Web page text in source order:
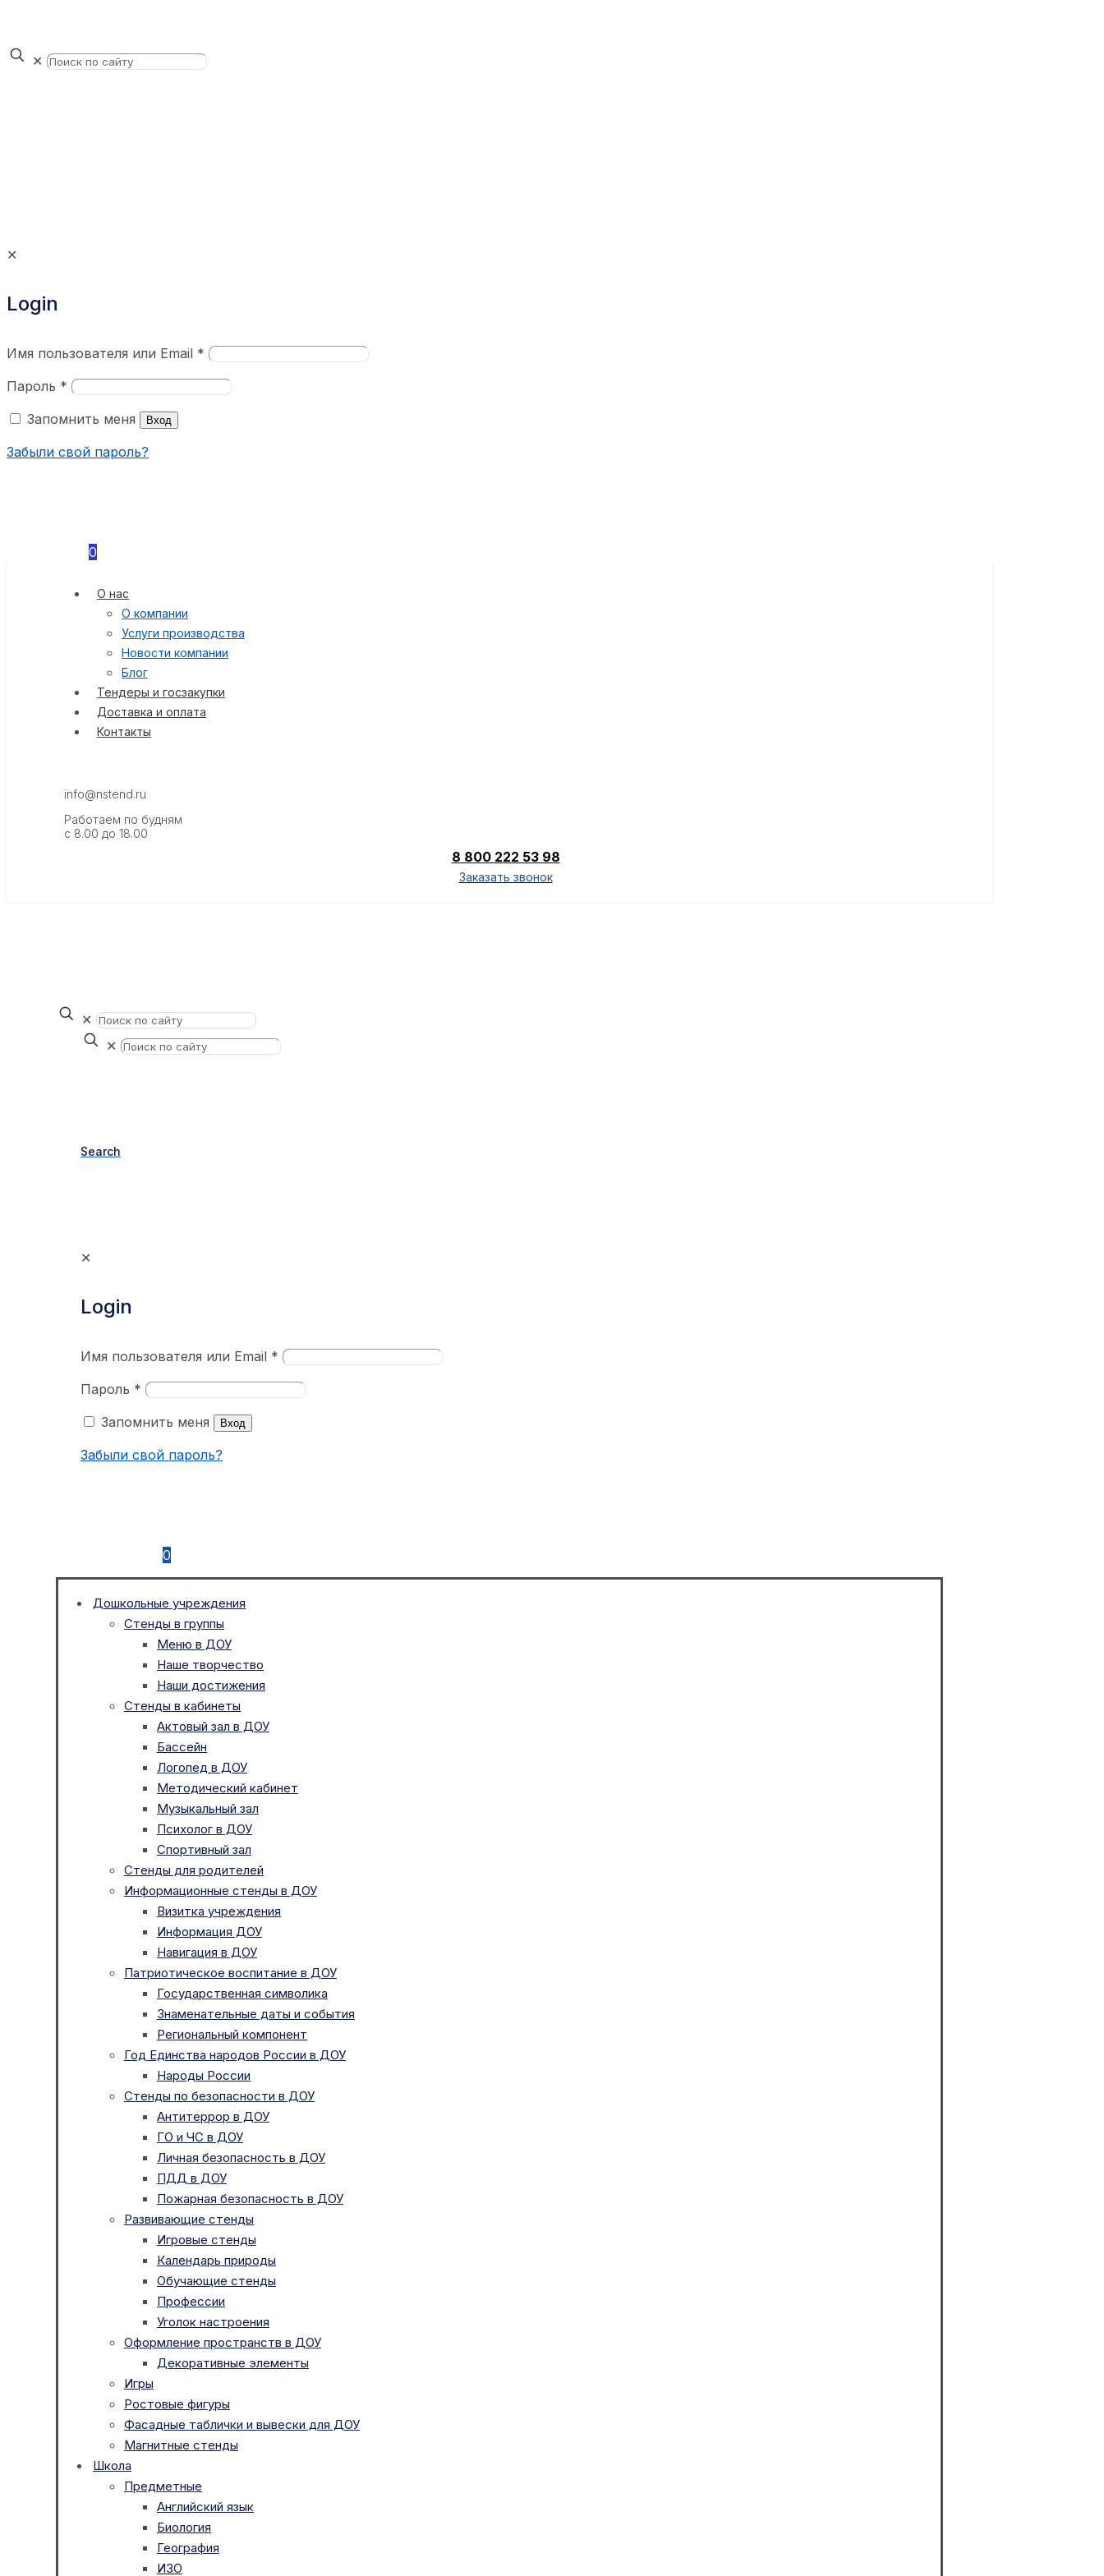
✕
✕
Login
Имя пользователя или Email *
Пароль *
Запомнить меня
Вход
Забыли свой пароль?
0
О нас
О компании
Услуги производства
Новости компании
Блог
Тендеры и госзакупки
Доставка и оплата
Контакты
info@nstend.ru
Работаем по будням
с 8.00 до 18.00
8 800 222 53 98
Заказать звонок
✕
✕
Search
✕
Login
Имя пользователя или Email *
Пароль *
Запомнить меня
Вход
Забыли свой пароль?
0
Дошкольные учреждения
Стенды в группы
Меню в ДОУ
Наше творчество
Наши достижения
Стенды в кабинеты
Актовый зал в ДОУ
Бассейн
Логопед в ДОУ
Методический кабинет
Музыкальный зал
Психолог в ДОУ
Спортивный зал
Стенды для родителей
Информационные стенды в ДОУ
Визитка учреждения
Информация ДОУ
Навигация в ДОУ
Патриотическое воспитание в ДОУ
Государственная символика
Знаменательные даты и события
Региональный компонент
Год Единства народов России в ДОУ
Народы России
Стенды по безопасности в ДОУ
Антитеррор в ДОУ
ГО и ЧС в ДОУ
Личная безопасность в ДОУ
ПДД в ДОУ
Пожарная безопасность в ДОУ
Развивающие стенды
Игровые стенды
Календарь природы
Обучающие стенды
Профессии
Уголок настроения
Оформление пространств в ДОУ
Декоративные элементы
Игры
Ростовые фигуры
Фасадные таблички и вывески для ДОУ
Магнитные стенды
Школа
Предметные
Английский язык
Биология
География
ИЗО